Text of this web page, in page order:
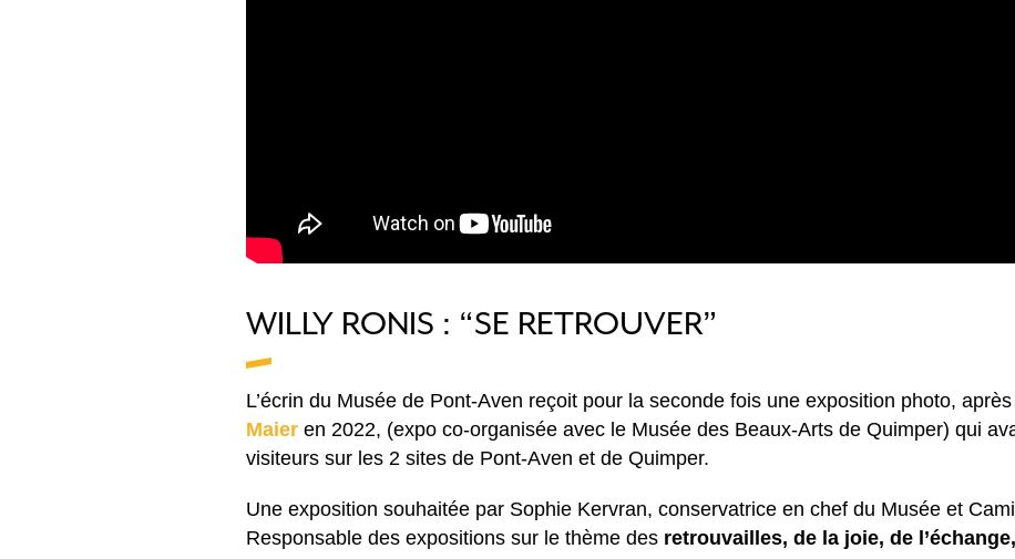
WILLY RONIS : “SE RETROUVER”
L’écrin du Musée de Pont-Aven reçoit pour la seconde fois une exposition photo,
Maier en 2022, (expo co-organisée avec le Musée des Beaux-Arts de Quimper) qui
visiteurs sur les 2 sites de Pont-Aven et de Quimper.
Une exposition souhaitée par Sophie Kervran, conservatrice en chef du Musée et
Responsable des expositions sur le thème des retrouvailles, de la joie, de